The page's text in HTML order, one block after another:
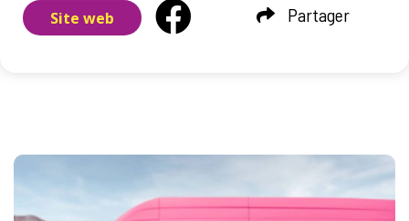
Site web Partager